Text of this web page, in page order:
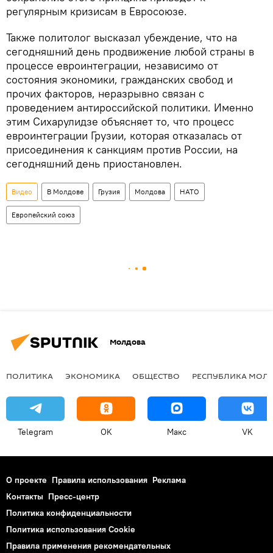
регулярным кризисам в Евросоюзе.
Также политолог высказал убеждение, что на
сегодняшний день продвижение любой страны в
процессе евроинтеграции, независимо от
состояния экономики, гражданских свобод и
прочих факторов, неразрывно связан с
проведением антироссийской политики. Именно
этим Сихарулидзе объясняет то, что процесс
евроинтеграции Грузии, которая отказалась от
присоединения к санкциям против России, на
сегодняшний день приостановлен.
Видео В Молдове Грузия Молдова НАТО
Европейский союз
Молдова
ПОЛИТИКА ЭКОНОМИКА ОБЩЕСТВО РЕСПУБЛИКА
Telegram OK Макс VK
О проекте Правила использования Реклама
Контакты Пресс-центр
Политика конфиденциальности
Политика использования Cookie
Правила применения рекомендательных